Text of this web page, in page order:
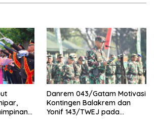
Danrem 043/Gatam Motivasi
Kontingen Balakrem dan
Yonif 143/TWEJ pada